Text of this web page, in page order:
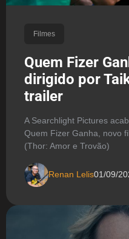
Filmes
Quem Fizer
dirigido por
trailer
A Searchlight Pictures
Quem Fizer Ganha, novo
(Thor: Amor e Trovão)
Renan Lelis01/09/